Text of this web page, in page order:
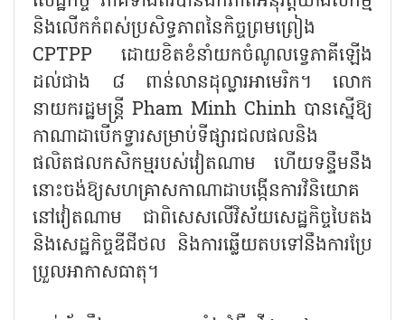
និងលើកកំពស់ប្រសិទ្ធភាពនៃកិច្ចព្រមព្រៀង
CPTPP ដោយខិតខំនាំយកចំណូលទ្វេភាគីឡើង
ដល់ជាង ៨ ពាន់លានដុល្លារអាមេរិក។ លោក
នាយករដ្ឋមន្ត្រី Pham Minh Chinh បានស្នើឱ្យ
កាណាដាបើកទ្វារសម្រាប់ទីផ្សារជលផលនិង
ផលិតផលកសិកម្មរបស់វៀតណាម ហើយទន្ទឹមនឹង
នោះចង់ឱ្យសហគ្រាសកាណាដាបង្កើនការវិនិយោគ
នៅវៀតណាម ជាពិសេសលើវិស័យសេដ្ឋកិច្ចបៃតង
និងសេដ្ឋកិច្ចឌីជីថល និងការឆ្លើយតបទៅនឹងការប្រែ
ប្រួលអាកាសធាតុ។